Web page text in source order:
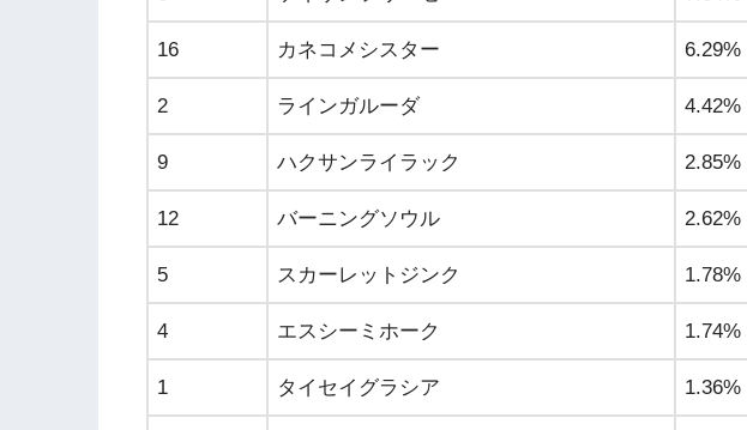
16 カネコメシスター 6.29%
2 ラインガルーダ 4.42%
9 ハクサンライラック 2.85%
12 バーニングソウル 2.62%
5 スカーレットジンク 1.78%
4 エスシーミホーク 1.74%
1 タイセイグラシア 1.36%